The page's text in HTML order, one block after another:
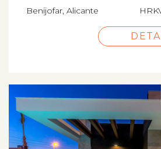
Benijofar, Alicante